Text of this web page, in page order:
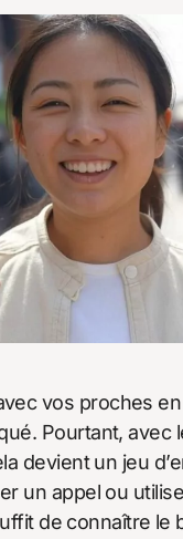
Pourtant, avec
devient un jeu
un appel ou
de connaître le